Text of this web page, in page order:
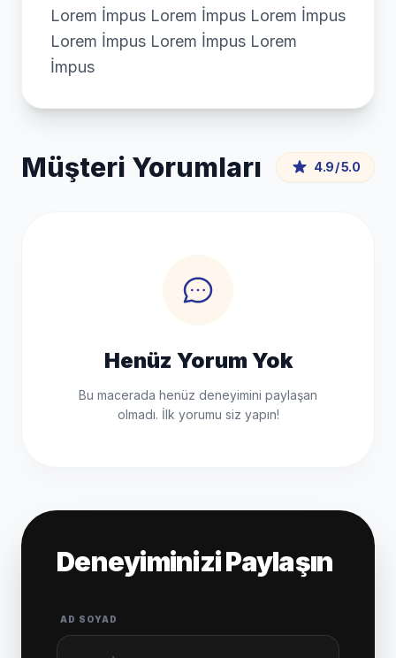
Lorem İmpus Lorem İmpus Lorem İmpus
Lorem İmpus Lorem İmpus Lorem
İmpus
Müşteri Yorumları 4.9 / 5.0
Henüz Yorum Yok
Bu macerada henüz deneyimini paylaşan
olmadı. İlk yorumu siz yapın!
Deneyiminizi Paylaşın
AD SOYAD